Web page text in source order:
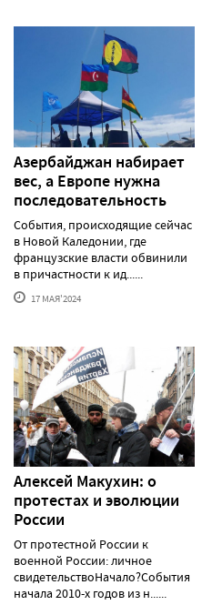
Азербайджан набирает
вес, а Европе нужна
последовательность
События, происходящие сейчас
в Новой Каледонии, где
французские власти обвинили
в причастности к ид......
17 МАЯ'2024
Алексей Макуxин: о
протестаx и эволюции
России
От протестной России к
военной России: личное
свидетельствоНачало?События
начала 2010-х годов из н......